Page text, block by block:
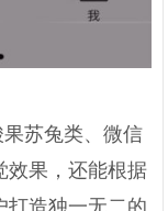
苏兔类、微信
效果，还能根据